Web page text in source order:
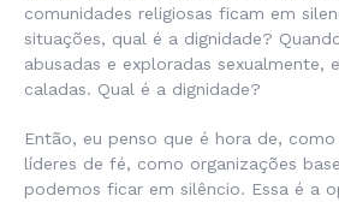
comunidades religiosas ficam em
situações, qual é a dignidade?
abusadas e exploradas sexualmente,
caladas. Qual é a dignidade?
Então, eu penso que é hora de,
líderes de fé, como organizações
podemos ficar em silêncio. Essa é a